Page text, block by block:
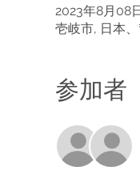
2023年8月08
壱岐市, 日本
参加者